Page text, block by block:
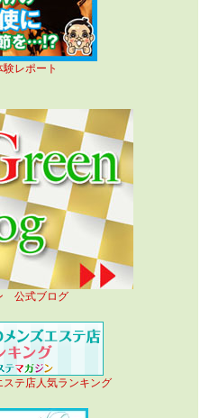
験レポート
公式ブログ
テ店人気ランキング